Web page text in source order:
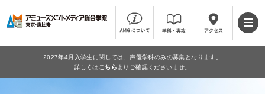
2027年4月入学生に関しては、声優学科のみの募集となります。
詳しくは こちら よりご確認くださいませ。